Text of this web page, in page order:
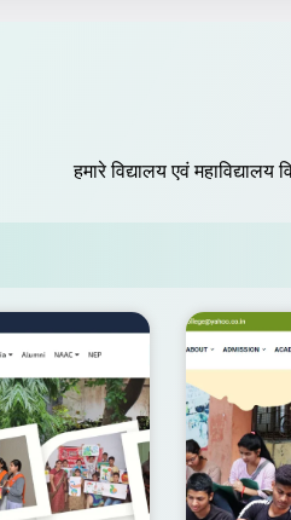
हमारे विद्यालय एवं